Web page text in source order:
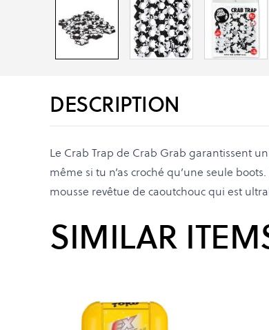
DESCRIPTION
Le Crab Trap de Crab Grab garantissent
même si tu n’as croché qu’une seule
mousse revêtue de caoutchouc qui est
SIMILAR